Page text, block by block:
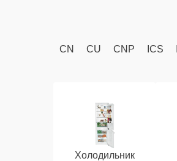
CN CU CNP ICS
Холодильник